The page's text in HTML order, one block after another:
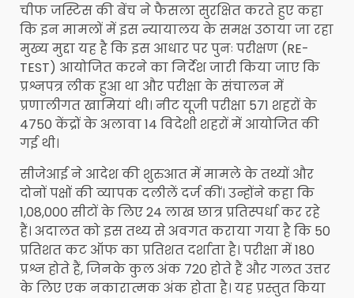
चीफ जस्टिस की बेंच ने फैसला सुरक्ष‍ित करते हुए कहा
कि इन मामलों में इस न्यायालय के समक्ष उठाया जा रहा
मुख्य मुद्दा यह है कि इस आधार पर पुनः परीक्षण (RE-
TEST) आयोजित करने का निर्देश जारी किया जाए कि
प्रश्नपत्र लीक हुआ था और परीक्षा के संचालन में
प्रणालीगत खामियां थी। नीट यूजी परीक्षा 571 शहरों के
4750 केंद्रों के अलावा 14 विदेशी शहरों में आयोजित की
गई थी।
सीजेआई ने आदेश की शुरुआत में मामले के तथ्यों और
दोनों पक्षों की व्यापक दलीलें दर्ज कीं। उन्होंने कहा कि
1,08,000 सीटों के लिए 24 लाख छात्र प्रतिस्पर्धा कर रहे
हैं। अदालत को इस तथ्य से अवगत कराया गया है कि 50
प्रतिशत कट ऑफ का प्रतिशत दर्शाता है। परीक्षा में 180
प्रश्न होते हैं, जिनके कुल अंक 720 होते हैं और गलत उत्तर
के लिए एक नकारात्मक अंक होता है। यह प्रस्तुत किया